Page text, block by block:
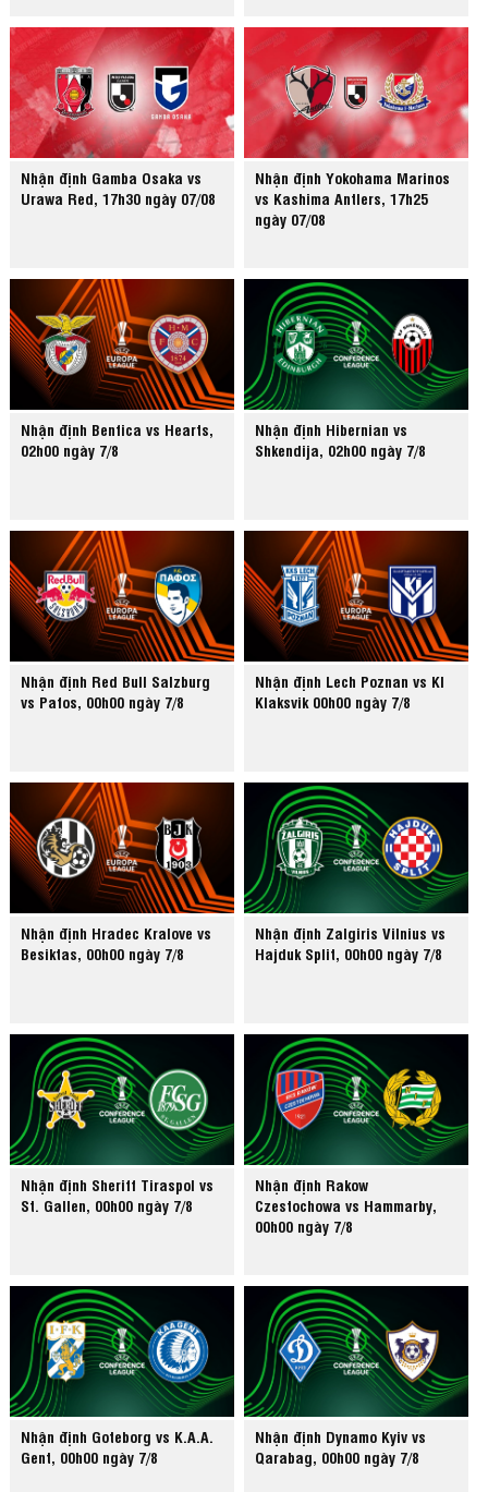
Nhận định Gamba Osaka vs
Urawa Red, 17h30 ngày 07/08
Nhận định Yokohama Marinos
vs Kashima Antlers, 17h25
ngày 07/08
Nhận định Benfica vs Hearts,
02h00 ngày 7/8
Nhận định Hibernian vs
Shkendija, 02h00 ngày 7/8
Nhận định Red Bull Salzburg
vs Pafos, 00h00 ngày 7/8
Nhận định Lech Poznan vs KI
Klaksvik 00h00 ngày 7/8
Nhận định Hradec Kralove vs
Besiktas, 00h00 ngày 7/8
Nhận định Zalgiris Vilnius vs
Hajduk Split, 00h00 ngày 7/8
Nhận định Sheriff Tiraspol vs
St. Gallen, 00h00 ngày 7/8
Nhận định Rakow
Czestochowa vs Hammarby,
00h00 ngày 7/8
Nhận định Goteborg vs K.A.A.
Gent, 00h00 ngày 7/8
Nhận định Dynamo Kyiv vs
Qarabag, 00h00 ngày 7/8